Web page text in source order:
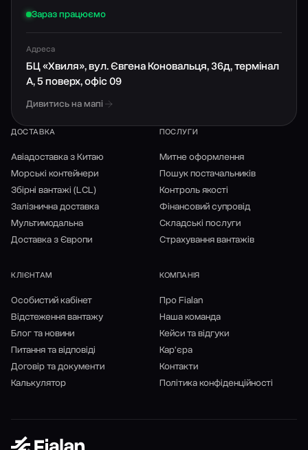
Зараз працюємо
Адреса
БЦ «Хвиля», вул. Євгена Коновальця, 36д, термінал
А, 5 поверх, офіс 09
Дивитись на мапі
ДОСТАВКА
Авіадоставка з Китаю
Морські контейнери
Збірні вантажі (LCL)
Залізнична доставка
Мультимодальна
Доставка з Європи
ПОСЛУГИ
Митне оформлення
Пошук постачальників
Контроль якості
Фінансовий супровід
Складські послуги
Страхування вантажів
КЛІЄНТАМ
Особистий кабінет
Відстеження вантажу
Блог та новини
Питання та відповіді
Договір та документи
Калькулятор
КОМПАНІЯ
Про Fialan
Наша команда
Кейси та відгуки
Кар'єра
Контакти
Політика конфіденційності